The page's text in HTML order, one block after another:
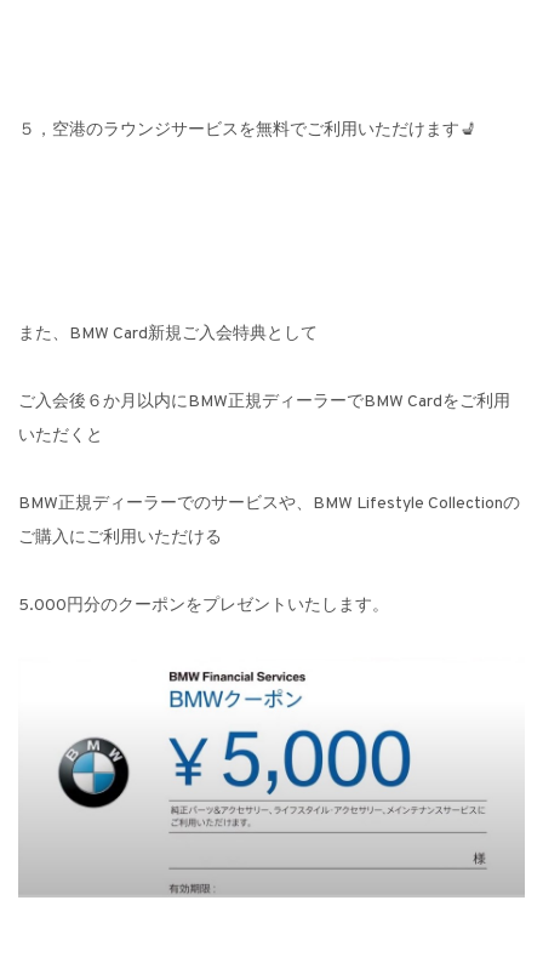
５，空港のラウンジサービスを無料でご利用いただけます💺
また、BMW Card新規ご入会特典として
ご入会後６か月以内にBMW正規ディーラーでBMW Cardをご利用
いただくと
BMW正規ディーラーでのサービスや、BMW Lifestyle Collectionの
ご購入にご利用いただける
5.000円分のクーポンをプレゼントいたします。